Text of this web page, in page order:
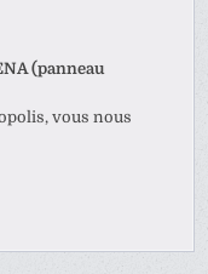
(panneau
vous nous